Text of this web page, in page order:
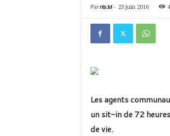
i
Par rtb.bf- 23 juin 2016
Les agents
un sit-in de 72
de vie.